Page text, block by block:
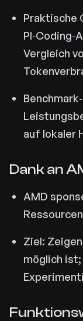
Praktische
Vergleich
auf lokaler
Dank an
AMD
Ziel:
möglich